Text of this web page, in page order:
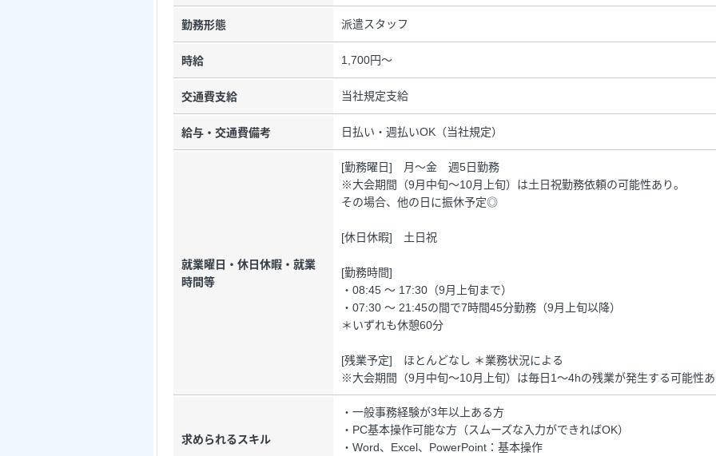
勤務形態 派遣スタッフ
時給 1,700円～
交通費支給 当社規定支給
給与・交通費備考 日払い・週払いOK（当社規定）
就業曜日・休日休暇・就業
時間等
[勤務曜日] 月～金 週5日勤務
※大会期間（9月中旬～10月上旬）は土日祝勤務依頼の可能性あり。
その場合、他の日に振休予定◎
[休日休暇] 土日祝
[勤務時間]
・08:45 ～ 17:30（9月上旬まで）
・07:30 ～ 21:45の間で7時間45分勤務（9月上旬以降）
＊いずれも休憩60分
[残業予定] ほとんどなし ＊業務状況による
※大会期間（9月中旬～10月上旬）は毎日1～4hの残業が発生する可能性
求められるスキル
・一般事務経験が3年以上ある方
・PC基本操作可能な方（スムーズな入力ができればOK）
・Word、Excel、PowerPoint：基本操作